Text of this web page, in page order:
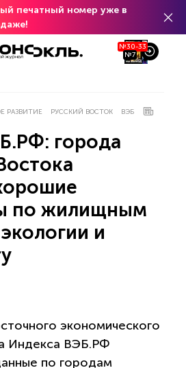
печатный номер уже в
№30-33
№7
РАЗВИТИЕ РУССКИЙ ВОСТОК ВЭБ
города
по жилищным
и
экономического
Индекса ВЭБ.РФ
по городам